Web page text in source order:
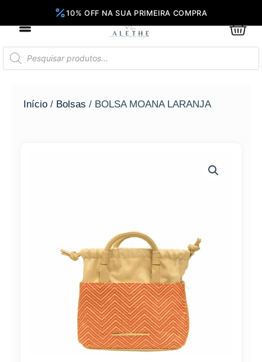
conteúdo
Pesquisar
produtos
Início / Bolsas / BOLSA MOANA LARANJA